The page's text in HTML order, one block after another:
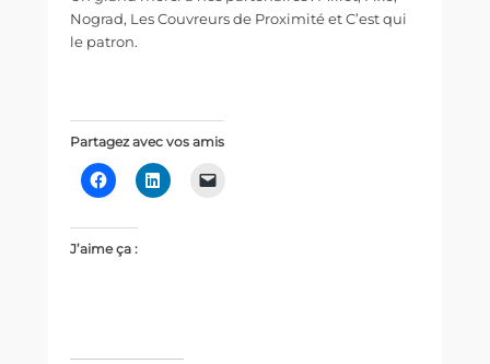
Nograd, Les Couvreurs de Proximité et C’est qui
le patron.
Partagez avec vos amis
J’aime ça :